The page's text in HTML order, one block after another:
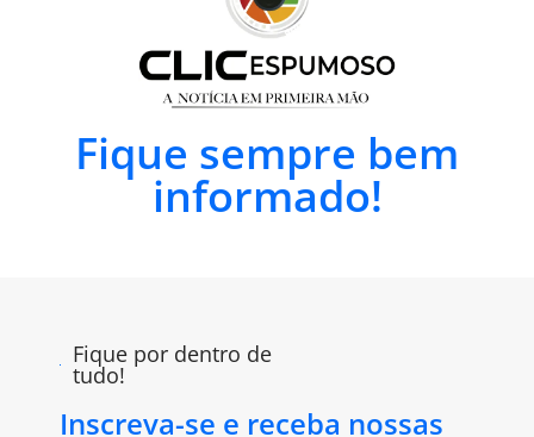
Fique sempre bem
informado!
Fique por dentro de
tudo!
Inscreva-se e receba nossas